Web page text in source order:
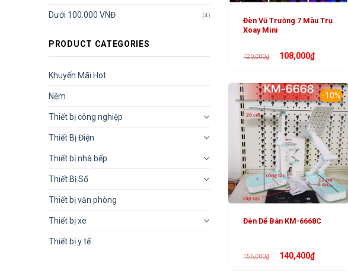
Dưới 100.000 VNĐ (4)
PRODUCT CATEGORIES
Khuyến Mãi Hot
Nệm
Thiết bị công nghiệp
Thiết Bị Điện
Thiết bị nhà bếp
Thiết Bị Số
Thiết bị văn phòng
Thiết bị xe
Thiết bị y tế
Đèn Vũ Trường 7 Màu Trụ
Xoay Mini
120,000₫
Giá
gốc
108,000₫Giá
hiện
108,000₫.
-10%
Đèn Để Bàn KM-6668C
156,000₫
Giá
gốc
140,400₫Giá
hiện